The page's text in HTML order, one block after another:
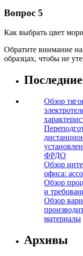
Вопрос 5
Как выбрать цвет
Обратите внимание
образцах, чтобы не
Обзор
ФРДО
Обзор
офиса:
Обзор
и
Обзор
материалы
Архивы